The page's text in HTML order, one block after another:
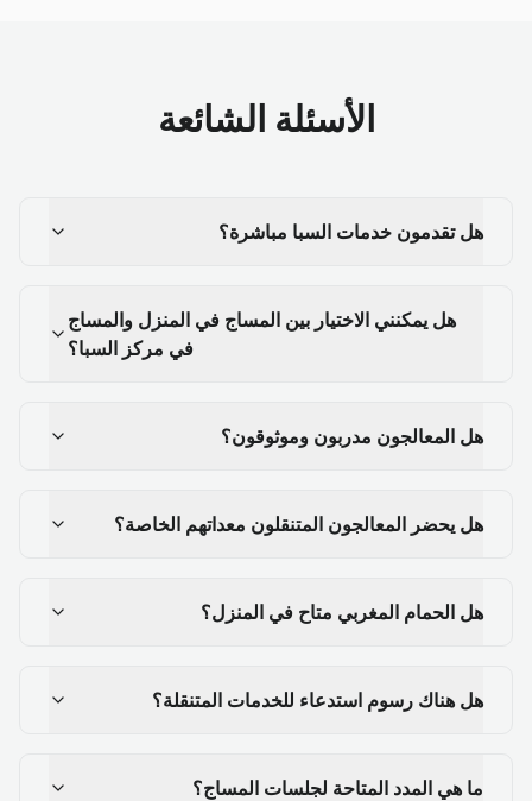
الأسئلة الشائعة
هل تقدمون خدمات السبا مباشرة؟
هل يمكنني الاختيار بين المساج في المنزل والمساج
في مركز السبا؟
هل المعالجون مدربون وموثوقون؟
هل يحضر المعالجون المتنقلون معداتهم الخاصة؟
هل الحمام المغربي متاح في المنزل؟
هل هناك رسوم استدعاء للخدمات المتنقلة؟
ما هي المدد المتاحة لجلسات المساج؟